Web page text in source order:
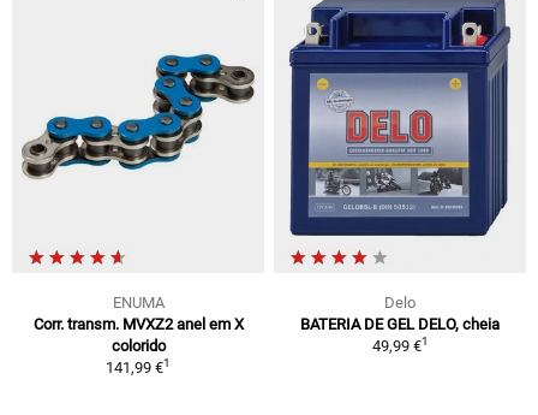
ENUMA
Corr. transm. MVXZ2 anel em X
colorido
141,99 €1
Delo
BATERIA DE GEL DELO, cheia
49,99 €1